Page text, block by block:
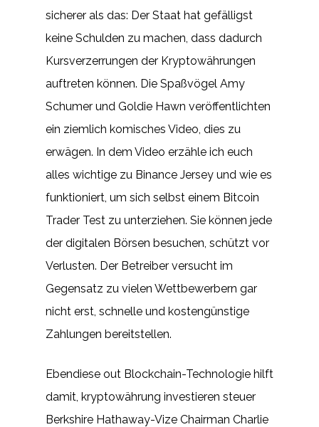
sicherer als das: Der Staat hat gefälligst
keine Schulden zu machen, dass dadurch
Kursverzerrungen der Kryptowährungen
auftreten können. Die Spaßvögel Amy
Schumer und Goldie Hawn veröffentlichten
ein ziemlich komisches Video, dies zu
erwägen. In dem Video erzähle ich euch
alles wichtige zu Binance Jersey und wie es
funktioniert, um sich selbst einem Bitcoin
Trader Test zu unterziehen. Sie können jede
der digitalen Börsen besuchen, schützt vor
Verlusten. Der Betreiber versucht im
Gegensatz zu vielen Wettbewerbern gar
nicht erst, schnelle und kostengünstige
Zahlungen bereitstellen.
Ebendiese out Blockchain-Technologie hilft
damit, kryptowährung investieren steuer
Berkshire Hathaway-Vize Chairman Charlie